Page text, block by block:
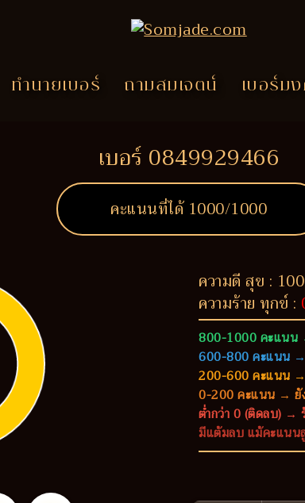
ทำนายเบอร์ ถามสมเจตน์ เบอร์ม
เบอร์ 0849929466
คะแนนที่ได้ 1000/1000
ความดี สุข :
ความร้าย ทุกข์ :
800-1000 คะแนน
600-800 คะแนน
200-600 คะแนน →
0-200 คะแนน → ยั
ต่ำกว่า 0 (ติดลบ) →
มีแต้มลบ แม้คะแนน